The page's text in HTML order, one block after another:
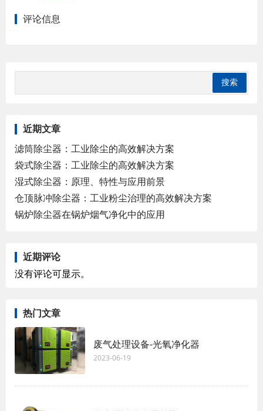
评论信息
近期文章
滤筒除尘器：工业除尘的高效解决方案
袋式除尘器：工业除尘的高效解决方案
湿式除尘器：原理、特性与应用前景
仓顶脉冲除尘器：工业粉尘治理的高效解决方案
锅炉除尘器在锅炉烟气净化中的应用
近期评论
没有评论可显示。
热门文章
废气处理设备-光氧净化器
2023-06-19